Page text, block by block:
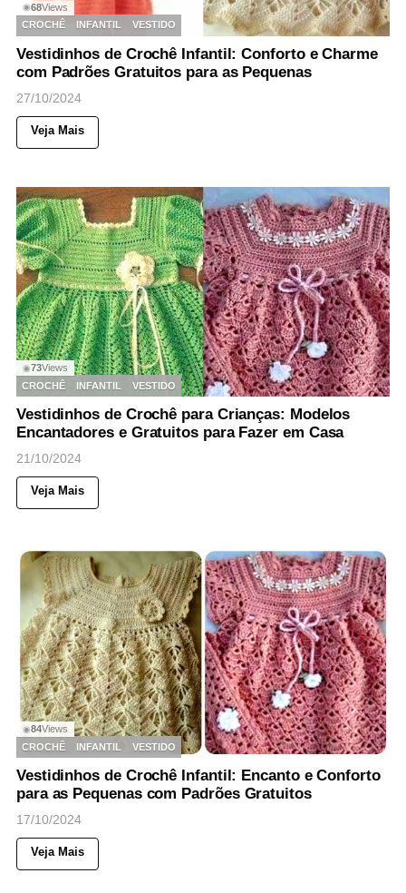
◉68Views
CROCHÊ
INFANTIL VESTIDO
Vestidinhos de Crochê Infantil: Conforto e Charme
com Padrões Gratuitos para as Pequenas
27/10/2024
Veja Mais
◉73Views
CROCHÊ
INFANTIL VESTIDO
Vestidinhos de Crochê para Crianças: Modelos
Encantadores e Gratuitos para Fazer em Casa
21/10/2024
Veja Mais
◉84Views
CROCHÊ
INFANTIL VESTIDO
Vestidinhos de Crochê Infantil: Encanto e Conforto
para as Pequenas com Padrões Gratuitos
17/10/2024
Veja Mais